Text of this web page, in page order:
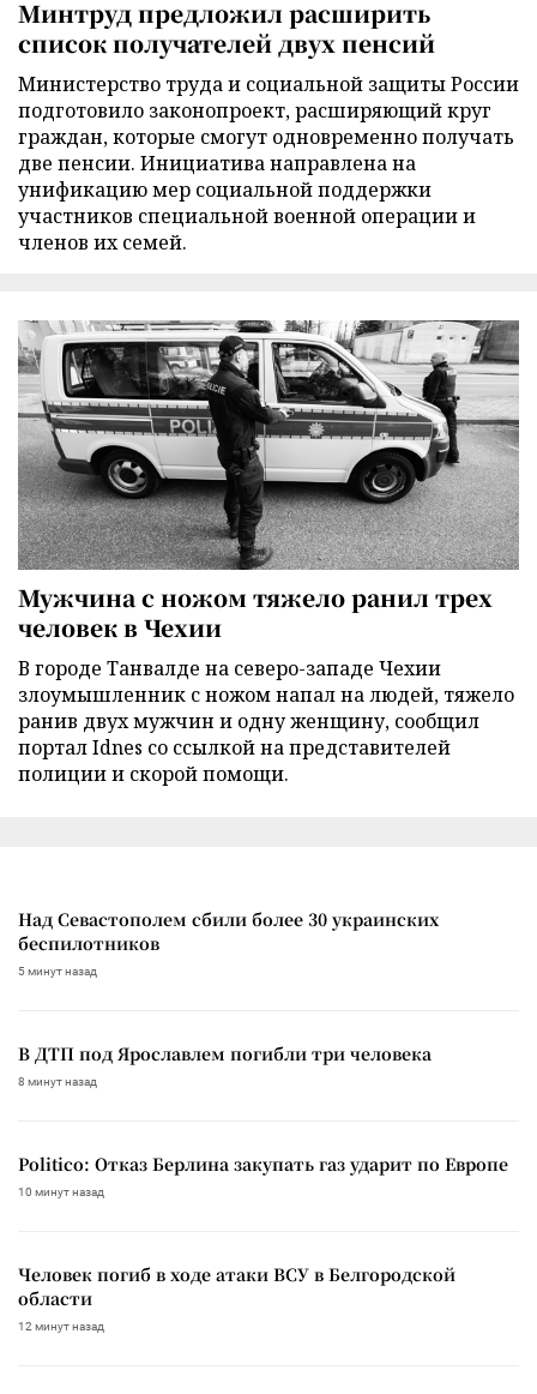
Минтруд предложил расширить
список получателей двух пенсий
Министерство труда и социальной защиты России
подготовило законопроект, расширяющий круг
граждан, которые смогут одновременно получать
две пенсии. Инициатива направлена на
унификацию мер социальной поддержки
участников специальной военной операции и
членов их семей.
Мужчина с ножом тяжело ранил трех
человек в Чехии
В городе Танвалде на северо-западе Чехии
злоумышленник с ножом напал на людей, тяжело
ранив двух мужчин и одну женщину, сообщил
портал Idnes со ссылкой на представителей
полиции и скорой помощи.
Над Севастополем сбили более 30 украинских
беспилотников
5 минут назад
В ДТП под Ярославлем погибли три человека
8 минут назад
Politico: Отказ Берлина закупать газ ударит по Европе
10 минут назад
Человек погиб в ходе атаки ВСУ в Белгородской
области
12 минут назад